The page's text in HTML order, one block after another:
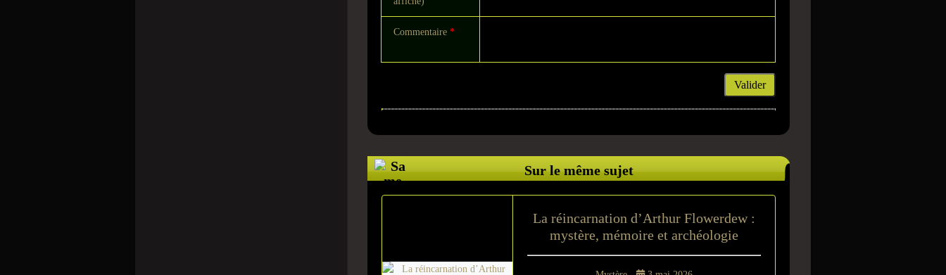
Commentaire *
Valider
Sur le même sujet
La réincarnation d’Arthur Flowerdew :
mystère, mémoire et archéologie